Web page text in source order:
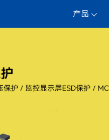
产品